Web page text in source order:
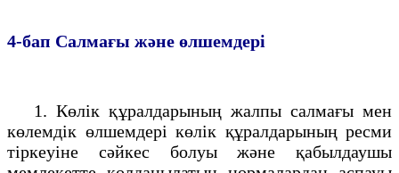
4-бап Салмағы және өлшемдерi
1. Көлiк құралдарының жалпы салмағы мен
көлемдiк өлшемдерi көлiк құралдарының ресми
тiркеуiне сәйкес болуы және қабылдаушы